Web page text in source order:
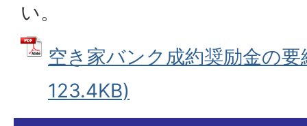
い。
空き家バンク成約奨励金の
123.4KB)